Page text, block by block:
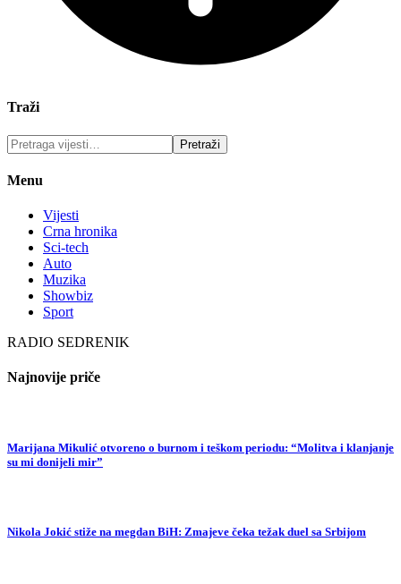
Traži
Menu
Vijesti
Crna hronika
Sci-tech
Auto
Muzika
Showbiz
Sport
RADIO SEDRENIK
Najnovije priče
Marijana Mikulić otvoreno o burnom i teškom periodu: “Molitva i klanjanje
su mi donijeli mir”
Nikola Jokić stiže na megdan BiH: Zmajeve čeka težak duel sa Srbijom